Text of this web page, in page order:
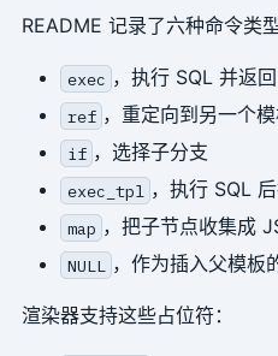
README 记录了六种命令类型
exec ，执行 SQL 并返回
ref ，重定向到另一个
if ，选择子分支
exec_tpl ，执行 SQL
map ，把子节点收集成
NULL ，作为插入父模板
渲染器支持这些占位符：